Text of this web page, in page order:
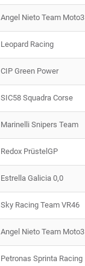
Angel Nieto Team Moto3
Leopard Racing
CIP Green Power
SIC58 Squadra Corse
Marinelli Snipers Team
Redox PrüstelGP
Estrella Galicia 0,0
Sky Racing Team VR46
Angel Nieto Team Moto3
Petronas Sprinta Racing